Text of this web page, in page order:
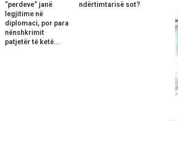
“perdeve” janë
legjitime në
diplomaci, por para
nënshkrimit
patjetër të ketë...
ndërtimtarisë sot?